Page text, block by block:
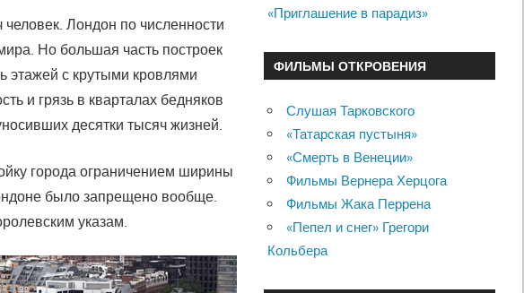
Лондон по численности
Но большая часть построек
этажей с крутыми кровлями
и грязь в кварталах бедняков
десятки тысяч жизней.
города ограничением ширины
было запрещено вообще.
указам.
«Приглашение в парадиз»
ФИЛЬМЫ ОТКРОВЕНИЯ
Слушая Тарковского
«Татарская пустыня»
«Смерть в Венеции»
Фильмы Вернера Херцога
Фильмы Жака Перрена
«Пепел и снег» Грегори
Кольбера